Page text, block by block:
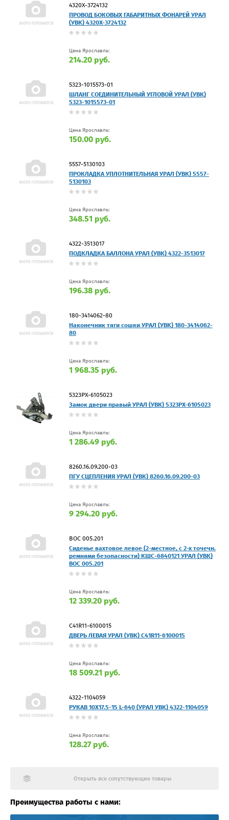
4320Х-3724132
ПРОВОД БОКОВЫХ ГАБАРИТНЫХ ФОНАРЕЙ УРАЛ
(УВК) 4320Х-3724132
Цена Ярославль:
214.20 руб.
5323-1015573-01
ШЛАНГ СОЕДИНИТЕЛЬНЫЙ УГЛОВОЙ УРАЛ (УВК)
5323-1015573-01
Цена Ярославль:
150.00 руб.
5557-5130103
ПРОКЛАДКА УПЛОТНИТЕЛЬНАЯ УРАЛ (УВК) 5557-
5130103
Цена Ярославль:
348.51 руб.
4322-3513017
ПОДКЛАДКА БАЛЛОНА УРАЛ (УВК) 4322-3513017
Цена Ярославль:
196.38 руб.
180-3414062-80
Наконечник тяги сошки УРАЛ (УВК) 180-3414062-
80
Цена Ярославль:
1 968.35 руб.
5323РХ-6105023
Замок двери правый УРАЛ (УВК) 5323РХ-6105023
Цена Ярославль:
1 286.49 руб.
8260.16.09.200-03
ПГУ СЦЕПЛЕНИЯ УРАЛ (УВК) 8260.16.09.200-03
Цена Ярославль:
9 294.20 руб.
ВОС 005.201
Сиденье вахтовое левое (2-местное, с 2-х точечн.
ремнями безопасности) КШС-6840121 УРАЛ (УВК)
ВОС 005.201
Цена Ярославль:
12 339.20 руб.
C41R11-6100015
ДВЕРЬ ЛЕВАЯ УРАЛ (УВК) C41R11-6100015
Цена Ярославль:
18 509.21 руб.
4322-1104059
РУКАВ 10Х17.5-15 L-640 (УРАЛ УВК) 4322-1104059
Цена Ярославль:
128.27 руб.
Открыть все сопутствующие товары
Преимущества работы с нами: